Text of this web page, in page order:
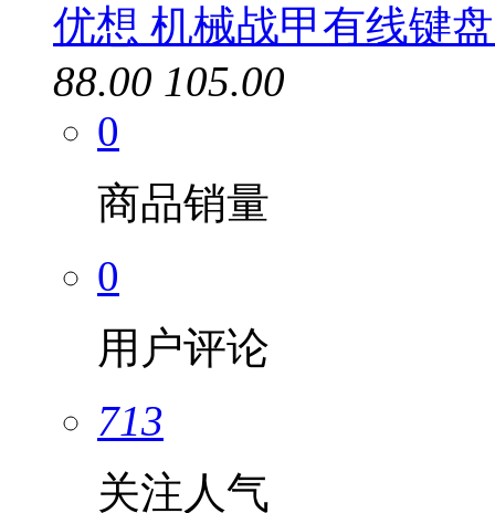
优想 机械战甲有线键盘
88.00 105.00
0
商品销量
0
用户评论
713
关注人气